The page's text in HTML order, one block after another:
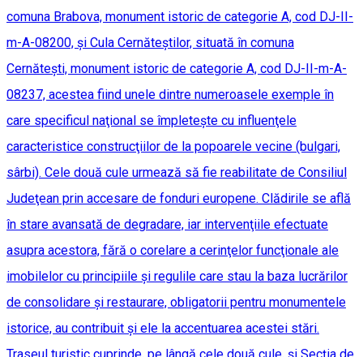
comuna Brabova, monument istoric de categorie A, cod DJ-II-
m-A-08200, şi Cula Cernăteştilor, situată în comuna
Cernăteşti, monument istoric de categorie A, cod DJ-II-m-A-
08237, acestea fiind unele dintre numeroasele exemple în
care specificul naţional se împleteşte cu influenţele
caracteristice construcţiilor de la popoarele vecine (bulgari,
sârbi). Cele două cule urmează să fie reabilitate de Consiliul
Judeţean prin accesare de fonduri europene. Clădirile se află
în stare avansată de degradare, iar intervenţiile efectuate
asupra acestora, fără o corelare a cerinţelor funcţionale ale
imobilelor cu principiile şi regulile care stau la baza lucrărilor
de consolidare şi restaurare, obligatorii pentru monumentele
istorice, au contribuit şi ele la accentuarea acestei stări.